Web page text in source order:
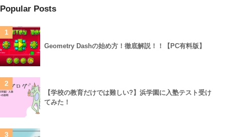
Popular Posts
1
Geometry Dashの始め方！徹底解説！！【PC有料版】
2
【学校の教育だけでは難しい?】浜学園に入塾テスト受け
てみた！
3